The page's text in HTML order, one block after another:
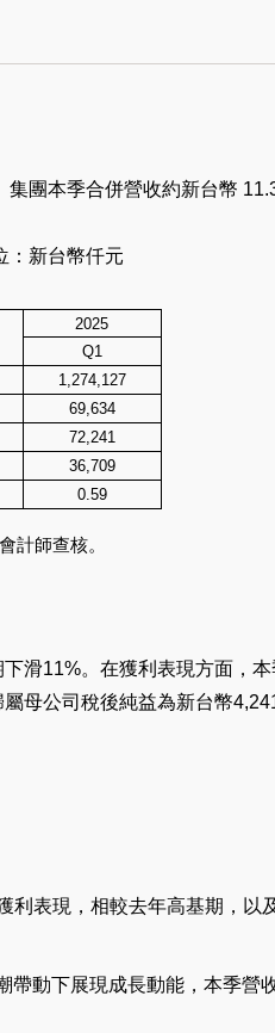
集團本季合併營收約新台幣
新台幣仟元
2025
Q1
1,274,127
69,634
72,241
36,709
0.59
會計師查核。
滑11%。在獲利表現方面，
母公司稅後純益為新台幣
利表現，相較去年高基期，
動下展現成長動能，本季